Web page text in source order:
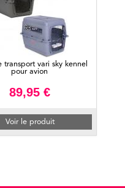
transport vari sky kennel
pour avion
89,95 €
Voir le produit